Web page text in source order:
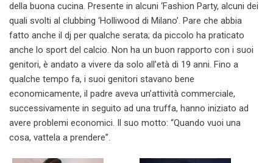
della buona cucina. Presente in alcuni ‘Fashion Party, alcuni dei
quali svolti al clubbing ‘Holliwood di Milano’. Pare che abbia
fatto anche il dj per qualche serata; da piccolo ha praticato
anche lo sport del calcio. Non ha un buon rapporto con i suoi
genitori, è andato a vivere da solo all’età di 19 anni. Fino a
qualche tempo fa, i suoi genitori stavano bene
economicamente, il padre aveva un’attività commerciale,
successivamente in seguito ad una truffa, hanno iniziato ad
avere problemi economici. Il suo motto: “Quando vuoi una
cosa, vattela a prendere”.